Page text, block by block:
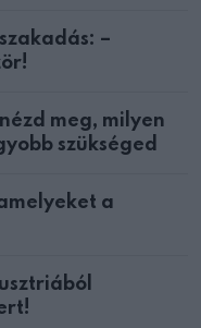
–
meg, milyen
szükséged
a